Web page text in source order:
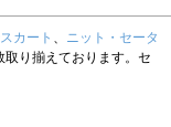
スカート 、 ニット・セータ
り揃えております。セ